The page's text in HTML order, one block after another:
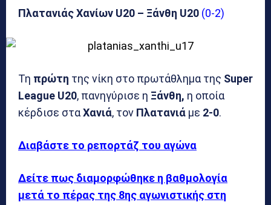
Πλατανιάς Χανίων U20 – Ξάνθη U20 (0-2)
Τη πρώτη της νίκη στο πρωτάθλημα της Super
League U20, πανηγύρισε η Ξάνθη, η οποία
κέρδισε σταΧανιά, τον Πλατανιά με 2-0.
Διαβάστε το ρεπορτάζ του αγώνα
Δείτε πως διαμορφώθηκε η βαθμολογία
μετά το πέρας της 8ης αγωνιστικής στη